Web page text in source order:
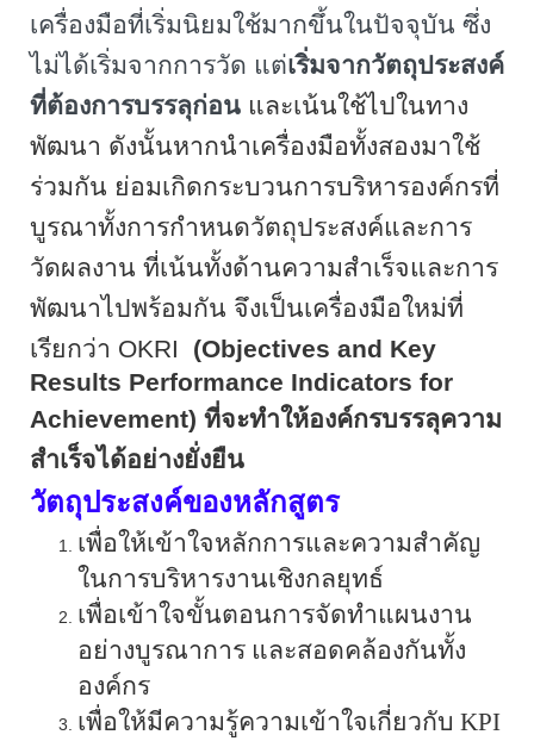
เครื่องมือที่เริ่มนิยมใช้มากขึ้นในปัจจุบัน ซึ่ง
ไม่ได้เริ่มจากการวัด แต่เริ่มจากวัตถุประสงค์
ที่ต้องการบรรลุก่อน และเน้นใช้ไปในทาง
พัฒนา ดังนั้นหากนำเครื่องมือทั้งสองมาใช้
ร่วมกัน ย่อมเกิดกระบวนการบริหารองค์กรที่
บูรณาทั้งการกำหนดวัตถุประสงค์และการ
วัดผลงาน ที่เน้นทั้งด้านความสำเร็จและการ
พัฒนาไปพร้อมกัน จึงเป็นเครื่องมือใหม่ที่
เรียกว่า OKRI (Objectives and Key
Results Performance Indicators for
Achievement) ที่จะทำให้องค์กรบรรลุความ
สำเร็จได้อย่างยั่งยืน
วัตถุประสงค์ของหลักสูตร
เพื่อให้เข้าใจหลักการและความสำคัญ
ในการบริหารงานเชิงกลยุทธ์
เพื่อเข้าใจขั้นตอนการจัดทำแผนงาน
อย่างบูรณาการ และสอดคล้องกันทั้ง
องค์กร
เพื่อให้มีความรู้ความเข้าใจเกี่ยวกับ KPI